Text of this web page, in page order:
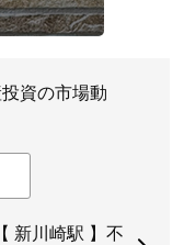
資の市場動
新川崎駅 】不